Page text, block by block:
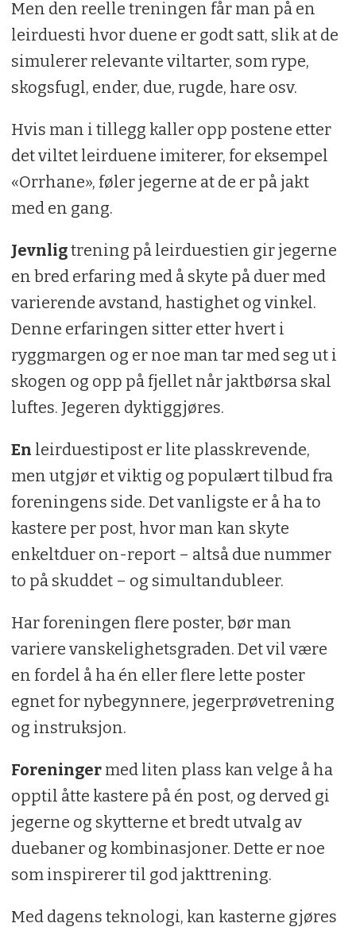
Men den reelle treningen får man på en
leirduesti hvor duene er godt satt, slik at de
simulerer relevante viltarter, som rype,
skogsfugl, ender, due, rugde, hare osv.
Hvis man i tillegg kaller opp postene etter
det viltet leirduene imiterer, for eksempel
«Orrhane», føler jegerne at de er på jakt
med en gang.
Jevnligtrening på leirduestien gir jegerne
en bred erfaring med å skyte på duer med
varierende avstand, hastighet og vinkel.
Denne erfaringen sitter etter hvert i
ryggmargen og er noe man tar med seg ut i
skogen og opp på fjellet når jaktbørsa skal
luftes. Jegeren dyktiggjøres.
En leirduestipost er lite plasskrevende,
men utgjør et viktig og populært tilbud fra
foreningens side. Det vanligste er å ha to
kastere per post, hvor man kan skyte
enkeltduer on-report – altså due nummer
to på skuddet – og simultandubleer.
Har foreningen flere poster, bør man
variere vanskelighetsgraden. Det vil være
en fordel å ha én eller flere lette poster
egnet for nybegynnere, jegerprøvetrening
og instruksjon.
Foreninger med liten plass kan velge å ha
opptil åtte kastere på én post, og derved gi
jegerne og skytterne et bredt utvalg av
duebaner og kombinasjoner. Dette er noe
som inspirerer til god jakttrening.
Med dagens teknologi, kan kasterne gjøres